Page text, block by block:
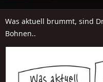
Was aktuell brummt, sind
Bohnen..